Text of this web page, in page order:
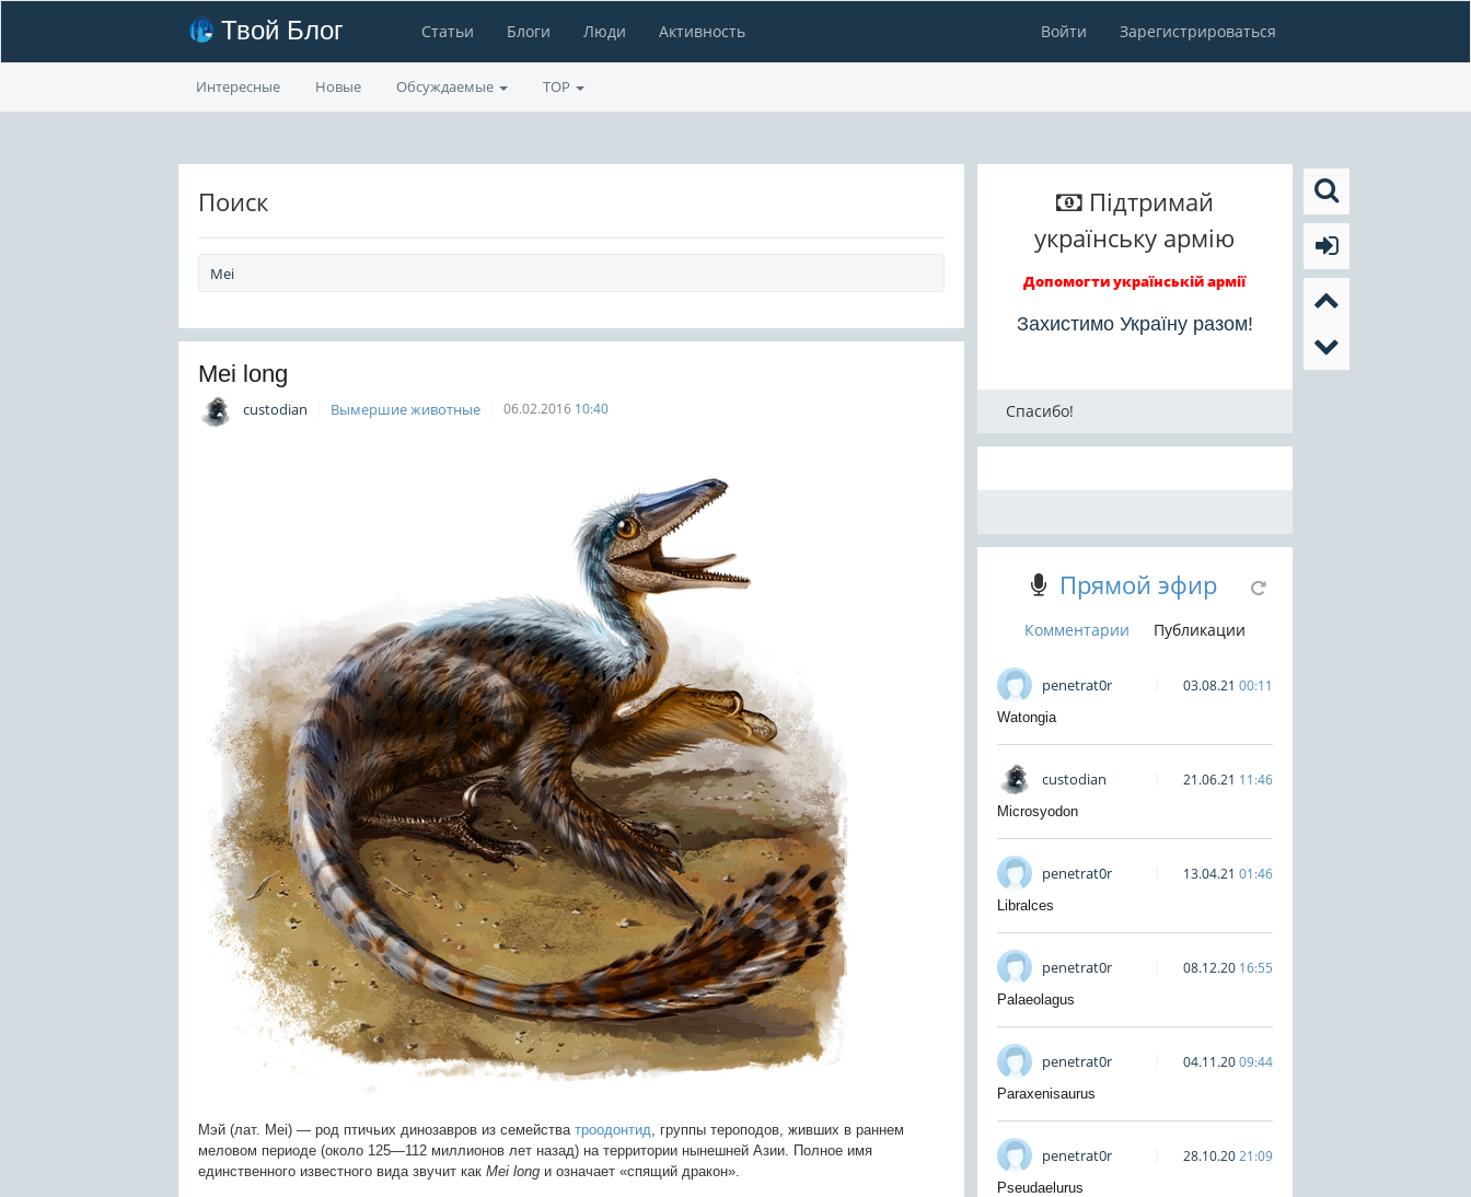
Твой Блог Статьи Блоги Люди Активность Войти Зарегистрироваться
Интересные Новые Обсуждаемые TOP
Поиск
Mei long
custodian Вымершие животные 06.02.2016 10:40
Мэй (лат. Mei) — род птичьих динозавров из семейства троодонтид , группы тероподов, живших в раннем
меловом периоде (около 125—112 миллионов лет назад) на территории нынешней Азии. Полное имя
единственного известного вида звучит как Mei long и означает «спящий дракон».
Підтримай
українську армію
Допомогти українській армії
Захистимо Україну разом!
Спасибо!
Прямой эфир
Комментарии Публикации
penetrat0r 03.08.21 00:11
Watongia
custodian 21.06.21 11:46
Microsyodon
penetrat0r 13.04.21 01:46
Libralces
penetrat0r 08.12.20 16:55
Palaeolagus
penetrat0r 04.11.2009:44
Paraxenisaurus
penetrat0r 28.10.2021:09
Pseudaelurus